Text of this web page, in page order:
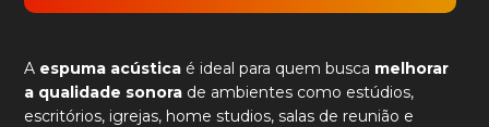
A espuma acústica é ideal para quem busca melhorar
a qualidade sonora de ambientes como estúdios,
escritórios, igrejas, home studios, salas de reunião e